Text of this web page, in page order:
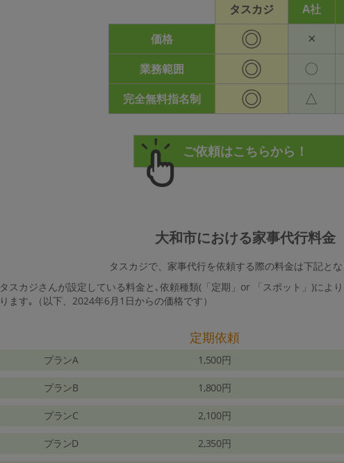
タスカジ A社
価格
◎ ×
業務範囲 ◎ 〇
完全無料指名制 ◎ △
大和市における家事代行料金
タスカジで、家事代行を依頼する際の料金は下記とな
タスカジさんが設定している料金と､依頼種類(「定期」or 「スポット」)によ
ります｡（以下、2024年6月1日からの価格です）
定期依頼
プランA 1,500円
プランB 1,800円
プランC 2,100円
プランD 2,350円